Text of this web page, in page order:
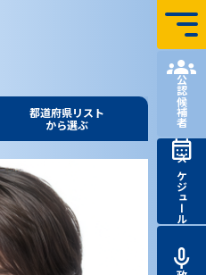
公認候補者
スケジュール
都道府県リスト
から選ぶ